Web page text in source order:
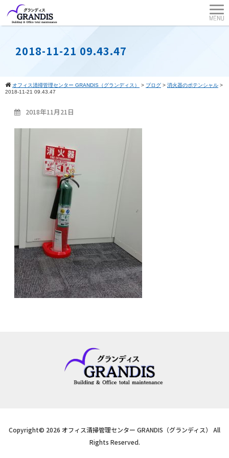
2018-11-21 09.43.47
オフィス清掃管理センター GRANDIS（グランディス） > ブログ > 消火器のポテンシャル >
2018-11-21 09.43.47
2018年11月21日
Copyright© 2026 オフィス清掃管理センター GRANDIS（グランディス） All
Rights Reserved.